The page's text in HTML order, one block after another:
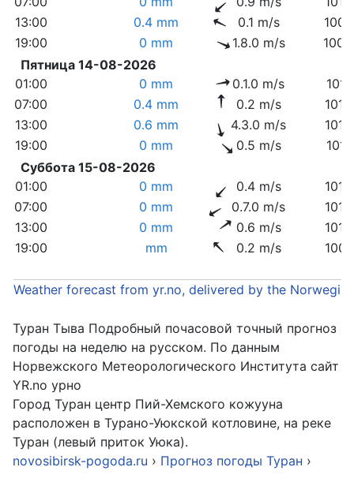
13:00
0.4 mm 0.1 m/s
19:00
0 mm 1.8.0 m/s
Пятница 14-08-2026
01:00
0 mm 0.1.0 m/s
07:00
0.4 mm 0.2 m/s
13:00
0.6 mm 4.3.0 m/s
19:00
0 mm 0.5 m/s
Суббота 15-08-2026
01:00
0 mm 0.4 m/s
07:00
0 mm 0.7.0 m/s
13:00
0 mm 0.6 m/s
19:00
mm 0.2 m/s
Weather forecast from yr.no, delivered by the
Туран Тыва Подробный почасовой точный прогноз
погоды на неделю на русском. По данным
Норвежского Метеорологического Института сайт
YR.no урно
Город Туран центр Пий-Хемского кожууна
расположен в Турано-Уюкской котловине, на реке
Туран (левый приток Уюка).
novosibirsk-pogoda.ru › Прогноз погоды Туран ›